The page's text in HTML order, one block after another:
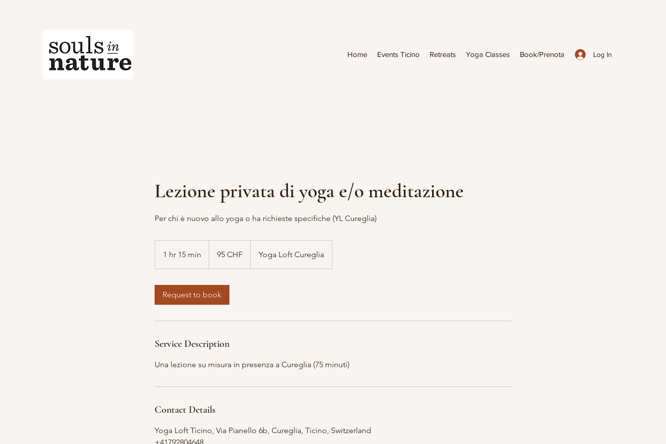
Log In
Home Events Ticino Retreats Yoga Classes Book/Prenota
Lezione privata di yoga e/o meditazione
Per chi è nuovo allo yoga o ha richieste specifiche (YL Cureglia)
1 hr 15 min
h
5
svizzeri
95 CHF Yoga Loft Cureglia
Request to book
Service Description
Una lezione su misura in presenza a Cureglia (75 minuti)
Contact Details
Yoga Loft Ticino, Via Pianello 6b, Cureglia, Ticino, Switzerland